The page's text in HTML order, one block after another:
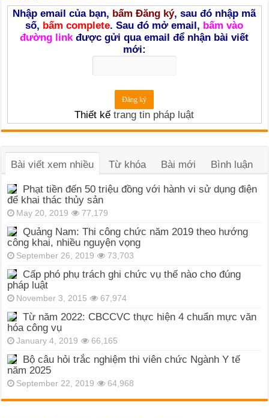
Nhập email của bạn, bấm Đăng ký, sau đó nhập mã
số, bấm complete. Sau đó mở email, bấm vào
đường linkđược gửi qua email để nhận bài viết
mới:
Thiết kếtrang tin pháp luật
Bài viết xem nhiều Từ khóa Bài mới Bình luận
Phạt tiền đến 50 triệu đồng với hành vi sử dụng điện
để khai thác thủy sản
May 20, 2019 77,179
Quảng Nam: Thi công chức năm 2019 theo hướng
công khai, nhiều nguyện vọng
September 26, 2019 73,703
Cấp phó phụ trách ghi chức vụ thế nào cho đúng
pháp luật
November 3, 2015 67,974
Từ năm 2022: CBCCVC thực hiện 4 chuẩn mực văn
hóa công vụ
January 4, 2019 66,165
Bộ câu hỏi trắc nghiệm thi viên chức Ngành Y tế
năm 2025
September 22, 2019 64,968